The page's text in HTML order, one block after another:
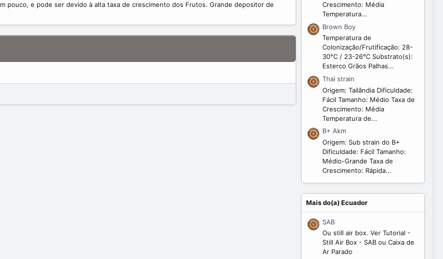
pouco, e pode ser devido à alta taxa de crescimento dos Frutos. Grande depositor de
Crescimento: Média
Temperatura...
Brown Boy
Temperatura de
Colonização/Frutificação: 28-
30°C / 23-26°C Substrato(s):
Esterco Grãos Palhas...
Thai strain
Origem: Tailândia Dificuldade:
Fácil Tamanho: Médio Taxa de
Crescimento: Média
Temperatura de...
B+ Akm
Origem: Sub strain do B+
Dificuldade: Fácil Tamanho:
Médio-Grande Taxa de
Crescimento: Rápida...
Mais do(a) Ecuador
SAB
Ou still air box. Ver Tutorial -
Still Air Box - SAB ou Caixa de
Ar Parado